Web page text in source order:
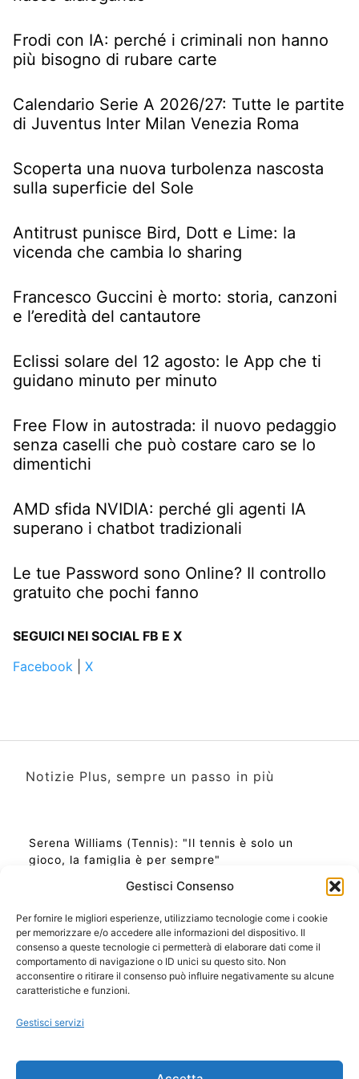
Gestisci Consenso
Per fornire le migliori esperienze, utilizziamo tecnologie come i cookie
per memorizzare e/o accedere alle informazioni del dispositivo. Il
consenso a queste tecnologie ci permetterà di elaborare dati come il
comportamento di navigazione o ID unici su questo sito. Non
acconsentire o ritirare il consenso può influire negativamente su alcune
caratteristiche e funzioni.
Gestisci servizi
Frodi con IA: perché i criminali non hanno
più bisogno di rubare carte
Calendario Serie A 2026/27: Tutte le partite
di Juventus Inter Milan Venezia Roma
Scoperta una nuova turbolenza nascosta
sulla superficie del Sole
Antitrust punisce Bird, Dott e Lime: la
vicenda che cambia lo sharing
Francesco Guccini è morto: storia, canzoni
e l’eredità del cantautore
Eclissi solare del 12 agosto: le App che ti
guidano minuto per minuto
Free Flow in autostrada: il nuovo pedaggio
senza caselli che può costare caro se lo
dimentichi
AMD sfida NVIDIA: perché gli agenti IA
superano i chatbot tradizionali
Le tue Password sono Online? Il controllo
gratuito che pochi fanno
SEGUICI NEI SOCIAL FB E X
Facebook
X
Notizie Plus, sempre un passo in più
Serena Williams (Tennis): "Il tennis è solo un
gioco, la famiglia è per sempre"
Ora Esatta in Italia in questo momento
Ti Senti Strano Ultimamente? Potrebbe Essere per
la Risonanza di Schumann
Come Sapere Se Stai Ascendendo alla Quinta
Copyright 2026 NotiziePlus.com